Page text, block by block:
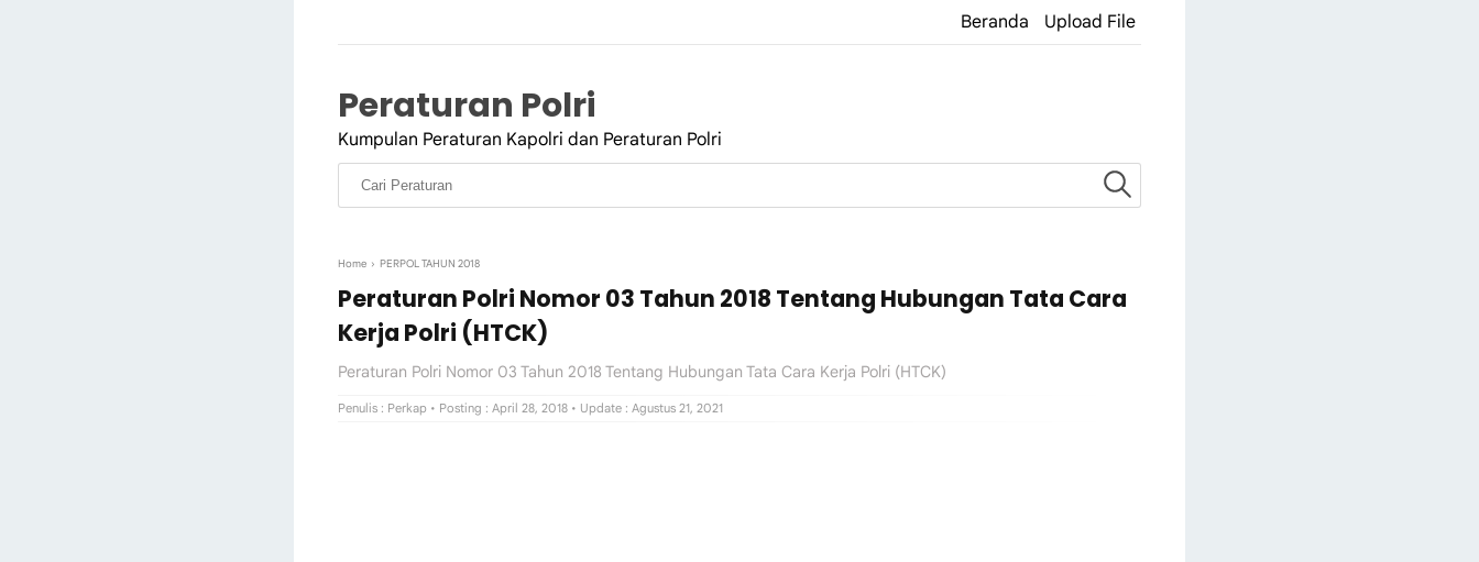
Beranda Upload File
Peraturan Polri
Kumpulan Peraturan Kapolri dan Peraturan Polri
Home › PERPOL TAHUN 2018
Peraturan Polri Nomor 03 Tahun 2018 Tentang Hubungan Tata Cara
Kerja Polri (HTCK)
Peraturan Polri Nomor 03 Tahun 2018 Tentang Hubungan Tata Cara Kerja Polri (HTCK)
Penulis : Perkap • Posting : April 28, 2018 • Update : Agustus 21, 2021